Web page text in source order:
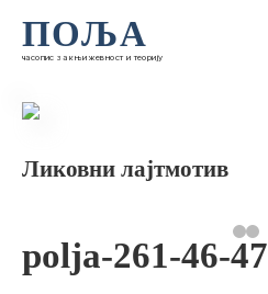
ПОЉА
часопис за књижевност и теорију
Ликовни лајтмотив
polja-261-46-47